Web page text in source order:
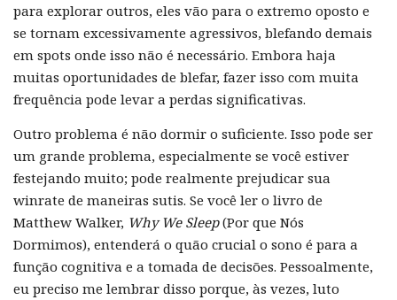
para explorar outros, eles vão para o extremo oposto e
se tornam excessivamente agressivos, blefando demais
em spots onde isso não é necessário. Embora haja
muitas oportunidades de blefar, fazer isso com muita
frequência pode levar a perdas significativas.
Outro problema é não dormir o suficiente. Isso pode ser
um grande problema, especialmente se você estiver
festejando muito; pode realmente prejudicar sua
winrate de maneiras sutis. Se você ler o livro de
Matthew Walker, Why We Sleep(Por que Nós
Dormimos), entenderá o quão crucial o sono é para a
função cognitiva e a tomada de decisões. Pessoalmente,
eu preciso me lembrar disso porque, às vezes, luto